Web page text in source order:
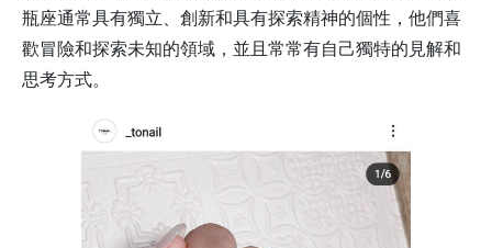
瓶座通常具有獨立、創新和具有探索精神的個性，他們喜
歡冒險和探索未知的領域，並且常常有自己獨特的見解和
思考方式。